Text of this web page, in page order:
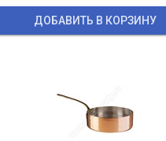
ДОБАВИТЬ В КОРЗИНУ